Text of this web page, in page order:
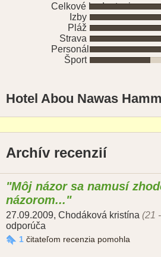
Celkové hodnotenie
Izby
Pláž
Strava
Personál
Šport
Hotel Abou Nawas
Archív recenzií
Môj názor sa namusí
názorom...
27.09.2009, Chodáková kristína (21
odporúča
1 čitateľom recenzia pomohla